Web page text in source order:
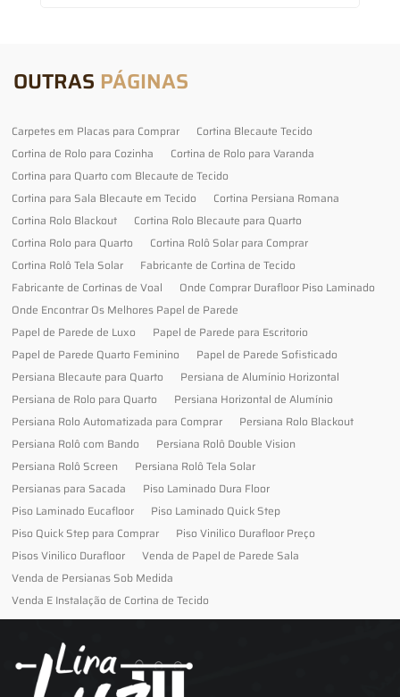
OUTRAS PÁGINAS
Carpetes em Placas para Comprar
Cortina Blecaute Tecido
Cortina de Rolo para Cozinha
Cortina de Rolo para Varanda
Cortina para Quarto com Blecaute de Tecido
Cortina para Sala Blecaute em Tecido
Cortina Persiana Romana
Cortina Rolo Blackout
Cortina Rolo Blecaute para Quarto
Cortina Rolo para Quarto
Cortina Rolô Solar para Comprar
Cortina Rolô Tela Solar
Fabricante de Cortina de Tecido
Fabricante de Cortinas de Voal
Onde Comprar Durafloor Piso Laminado
Onde Encontrar Os Melhores Papel de Parede
Papel de Parede de Luxo
Papel de Parede para Escritorio
Papel de Parede Quarto Feminino
Papel de Parede Sofisticado
Persiana Blecaute para Quarto
Persiana de Alumínio Horizontal
Persiana de Rolo para Quarto
Persiana Horizontal de Alumínio
Persiana Rolo Automatizada para Comprar
Persiana Rolo Blackout
Persiana Rolô com Bando
Persiana Rolô Double Vision
Persiana Rolô Screen
Persiana Rolô Tela Solar
Persianas para Sacada
Piso Laminado Dura Floor
Piso Laminado Eucafloor
Piso Laminado Quick Step
Piso Quick Step para Comprar
Piso Vinilico Durafloor Preço
Pisos Vinilico Durafloor
Venda de Papel de Parede Sala
Venda de Persianas Sob Medida
Venda E Instalação de Cortina de Tecido